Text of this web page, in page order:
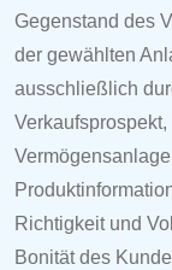
Gegenstand des
der gewählten
ausschließlich
Richtigkeit und
Bonität des